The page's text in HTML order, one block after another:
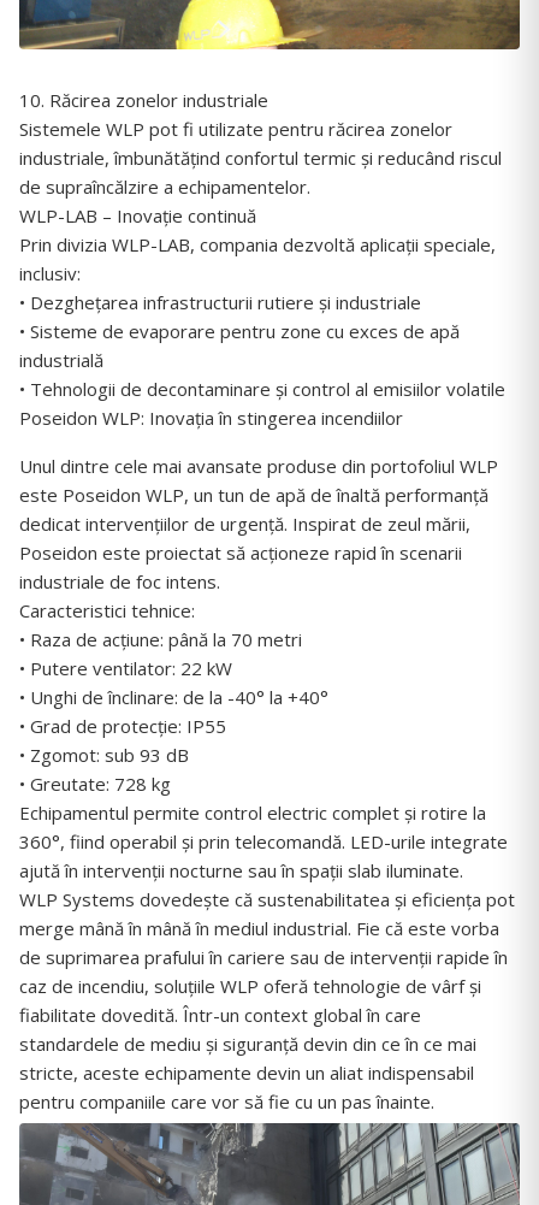
10. Răcirea zonelor industriale
Sistemele WLP pot fi utilizate pentru răcirea zonelor
industriale, îmbunătățind confortul termic și reducând riscul
de supraîncălzire a echipamentelor.
WLP-LAB – Inovație continuă
Prin divizia WLP-LAB, compania dezvoltă aplicații speciale,
inclusiv:
• Dezghețarea infrastructurii rutiere și industriale
• Sisteme de evaporare pentru zone cu exces de apă
industrială
• Tehnologii de decontaminare și control al emisiilor volatile
Poseidon WLP: Inovația în stingerea incendiilor
Unul dintre cele mai avansate produse din portofoliul WLP
este Poseidon WLP, un tun de apă de înaltă performanță
dedicat intervențiilor de urgență. Inspirat de zeul mării,
Poseidon este proiectat să acționeze rapid în scenarii
industriale de foc intens.
Caracteristici tehnice:
• Raza de acțiune: până la 70 metri
• Putere ventilator: 22 kW
• Unghi de înclinare: de la -40° la +40°
• Grad de protecție: IP55
• Zgomot: sub 93 dB
• Greutate: 728 kg
Echipamentul permite control electric complet și rotire la
360°, fiind operabil și prin telecomandă. LED-urile integrate
ajută în intervenții nocturne sau în spații slab iluminate.
WLP Systems dovedește că sustenabilitatea și eficiența pot
merge mână în mână în mediul industrial. Fie că este vorba
de suprimarea prafului în cariere sau de intervenții rapide în
caz de incendiu, soluțiile WLP oferă tehnologie de vârf și
fiabilitate dovedită. Într-un context global în care
standardele de mediu și siguranță devin din ce în ce mai
stricte, aceste echipamente devin un aliat indispensabil
pentru companiile care vor să fie cu un pas înainte.